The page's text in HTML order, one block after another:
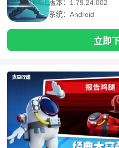
版本：1.79.24.002
系统：Android
立即